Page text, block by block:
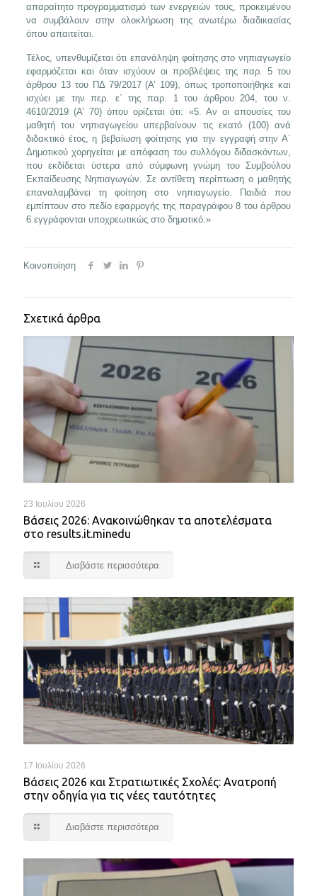
απαραίτητο προγραμματισμό των ενεργειών τους, προκειμένου
να συμβάλουν στην ολοκλήρωση της ανωτέρω διαδικασίας
όπου απαιτείται.
Τέλος, υπενθυμίζεται ότι επανάληψη φοίτησης στο νηπιαγωγείο
εφαρμόζεται και όταν ισχύουν οι προβλέψεις της παρ. 5 του
άρθρου 13 του ΠΔ 79/2017 (Α’ 109), όπως τροποποιήθηκε και
ισχύει με την περ. ε΄ της παρ. 1 του άρθρου 204, του ν.
4610/2019 (Α’ 70) όπου ορίζεται ότι: «5. Αν οι απουσίες του
μαθητή του νηπιαγωγείου υπερβαίνουν τις εκατό (100) ανά
διδακτικό έτος, η βεβαίωση φοίτησης για την εγγραφή στην Α΄
Δημοτικού χορηγείται με απόφαση του συλλόγου διδασκόντων,
που εκδίδεται ύστερα από σύμφωνη γνώμη του Συμβούλου
Εκπαίδευσης Νηπιαγωγών. Σε αντίθετη περίπτωση ο μαθητής
επαναλαμβάνει τη φοίτηση στο νηπιαγωγείο. Παιδιά που
εμπίπτουν στο πεδίο εφαρμογής της παραγράφου 8 του άρθρου
6 εγγράφονται υποχρεωτικώς στο δημοτικό.»
Κοινοποίηση
Σχετικά άρθρα
23 Ιουλίου 2026
Βάσεις 2026: Ανακοινώθηκαν τα αποτελέσματα
στο results.it.minedu
Διαβάστε περισσότερα
17 Ιουλίου 2026
Βάσεις 2026 και Στρατιωτικές Σχολές: Ανατροπή
στην οδηγία για τις νέες ταυτότητες
Διαβάστε περισσότερα